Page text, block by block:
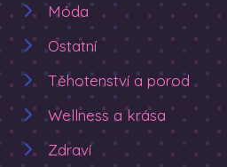
Móda
Ostatní
Těhotenství a porod
Wellness a krása
Zdraví